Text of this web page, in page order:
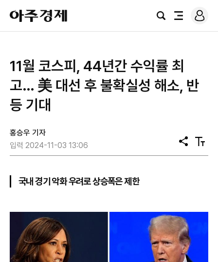
아
주
경
검
전
로
그
11월 코스피, 44년간 수익률 최
고… 美 대선 후 불확실성 해소, 반
등 기대
홍승우 기자
입력 2024-11-03 13:06
공
유
텍
스
국내 경기 악화 우려로 상승폭은 제한